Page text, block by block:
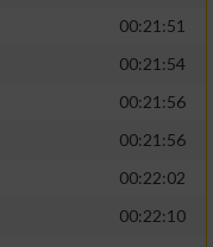
00:21:51
00:21:54
00:21:56
00:21:56
00:22:02
00:22:10